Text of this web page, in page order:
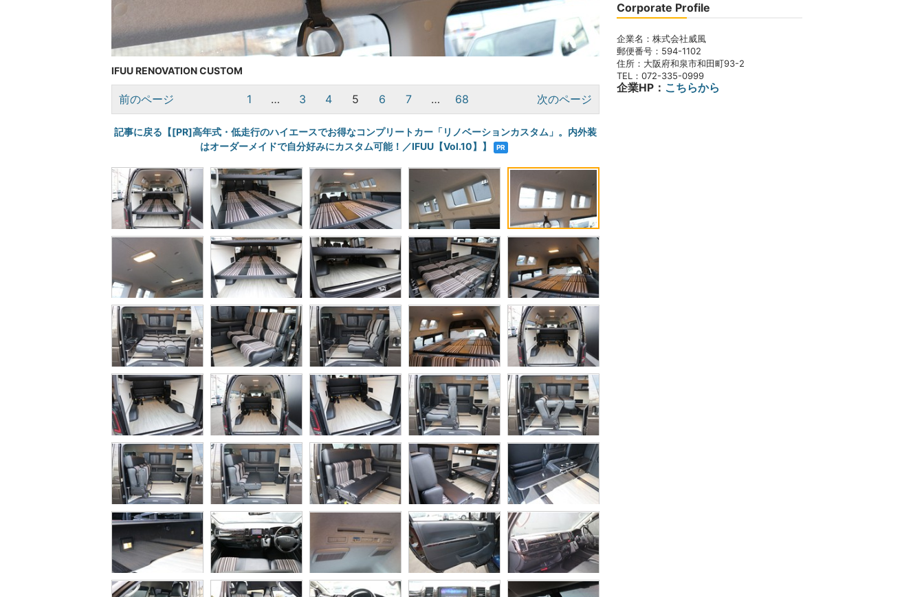
IFUU RENOVATION CUSTOM
前のページ 1 … 3 4 5 6 7 … 68 次のページ
記事に戻る【[PR]高年式・低走行のハイエースでお得なコンプリートカー「リノベーションカスタム」。内外装
はオーダーメイドで自分好みにカスタム可能！／IFUU【Vol.10】】
PR
Corporate Profile
企業名：株式会社威風
郵便番号：594-1102
住所：大阪府和泉市和田町93-2
TEL：072-335-0999
企業HP： こちらから